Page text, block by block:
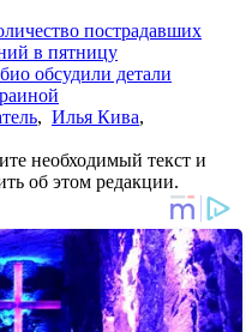
пострадавших
в пятницу
обсудили детали
, Илья Кива,
необходимый текст и
об этом редакции.